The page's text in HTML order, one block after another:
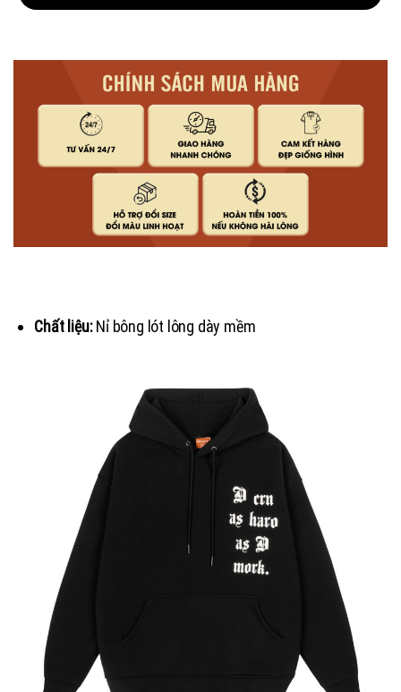
Đánh giá (0)
Chất liệu:Nỉ bông lót lông dày mềm